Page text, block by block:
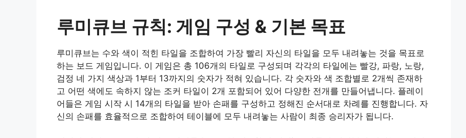
루미큐브 규칙: 게임 구성 & 기본 목표
루미큐브는 수와 색이 적힌 타일을 조합하여 가장 빨리 자신의 타일을 모두 내려놓는 것을 목표로
하는 보드 게임입니다. 이 게임은 총 106개의 타일로 구성되며 각각의 타일에는 빨강, 파랑, 노랑,
검정 네 가지 색상과 1부터 13까지의 숫자가 적혀 있습니다. 각 숫자와 색 조합별로 2개씩 존재하
고 어떤 색에도 속하지 않는 조커 타일이 2개 포함되어 있어 다양한 전개를 만들어냅니다. 플레이
어들은 게임 시작 시 14개의 타일을 받아 손패를 구성하고 정해진 순서대로 차례를 진행합니다. 자
신의 손패를 효율적으로 조합하여 테이블에 모두 내려놓는 사람이 최종 승리자가 됩니다.